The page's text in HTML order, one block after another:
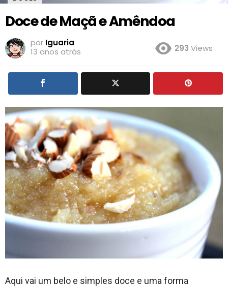
Doce de Maçã e Amêndoa
por Iguaria
13 anos atrás
293 Views
Aqui vai um belo e simples doce e uma forma